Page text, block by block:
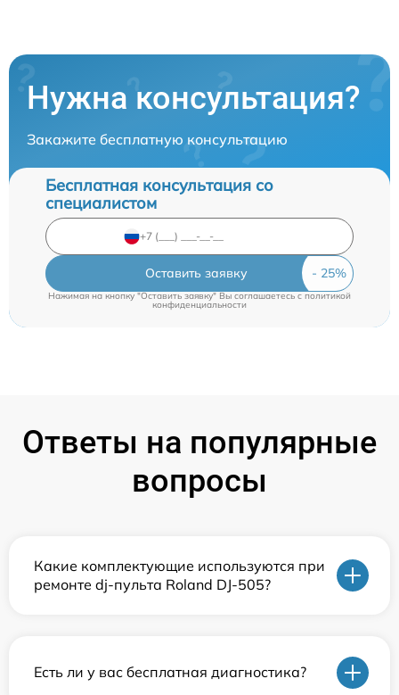
Нужна консультация?
Закажите бесплатную консультацию
Бесплатная консультация со
специалистом
Оставить заявку
Нажимая на кнопку "Оставить заявку" Вы соглашаетесь cполитикой
конфиденциальности
Ответы на популярные
вопросы
Какие комплектующие используются при
ремонте dj-пульта Roland DJ-505?
Есть ли у вас бесплатная диагностика?